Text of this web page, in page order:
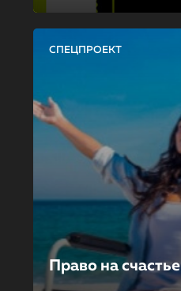
СПЕЦПРОЕКТ
Право на счастье